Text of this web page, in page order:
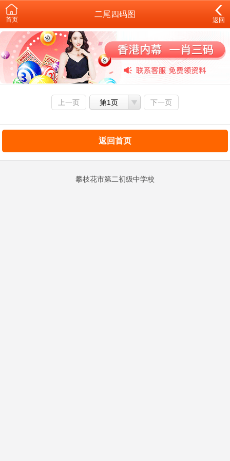
首页
二尾四码图
返回
上一页 第1页 下一页
返回首页
攀枝花市第二初级中学校